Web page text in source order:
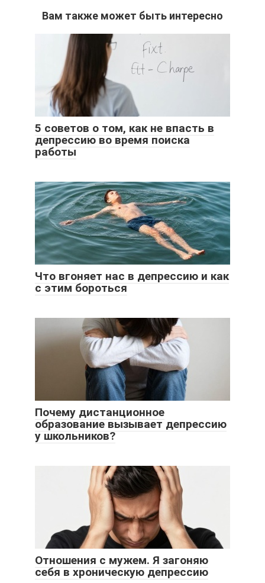
Вам также может быть интересно
5 советов о том, как не впасть в
депрессию во время поиска
работы
Что вгоняет нас в депрессию и как
с этим бороться
Почему дистанционное
образование вызывает депрессию
у школьников?
Отношения с мужем. Я загоняю
себя в хроническую депрессию